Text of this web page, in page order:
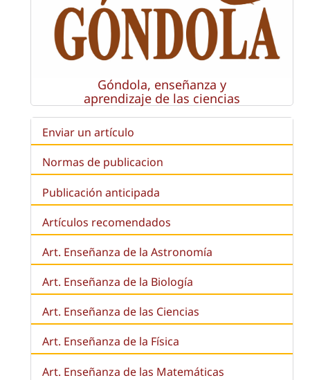
Góndola, enseñanza y
aprendizaje de las ciencias
Enviar un artículo
Normas de publicacion
Publicación anticipada
Artículos recomendados
Art. Enseñanza de la Astronomía
Art. Enseñanza de la Biología
Art. Enseñanza de las Ciencias
Art. Enseñanza de la Física
Art. Enseñanza de las Matemáticas